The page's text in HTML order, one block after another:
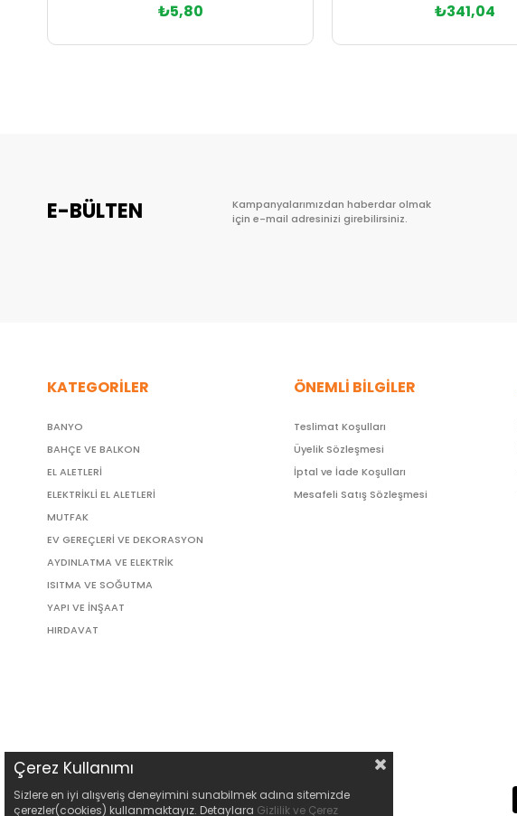
₺5,80 ₺341,04
E-BÜLTEN
Kampanyalarımızdan haberdar olmak
için e-mail adresinizi girebilirsiniz.
KATEGORİLER
BANYO
BAHÇE VE BALKON
EL ALETLERİ
ELEKTRİKLİ EL ALETLERİ
MUTFAK
EV GEREÇLERİ VE DEKORASYON
AYDINLATMA VE ELEKTRİK
ISITMA VE SOĞUTMA
YAPI VE İNŞAAT
HIRDAVAT
ÖNEMLİ BİLGİLER
Teslimat Koşulları
Üyelik Sözleşmesi
İptal ve İade Koşulları
Mesafeli Satış Sözleşmesi
Çerez Kullanımı
Sizlere en iyi alışveriş deneyimini sunabilmek adına sitemizde
çerezler(cookies) kullanmaktayız. Detaylara Gizlilik ve Çerez